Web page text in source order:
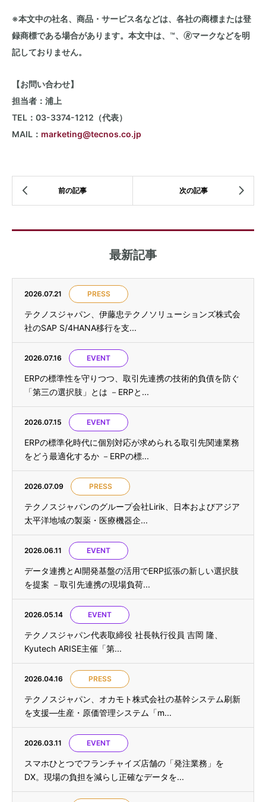
※本文中の社名、商品・サービス名などは、各社の商標または登
録商標である場合があります。本文中は、™、🄬マークなどを明
記しておりません。
【お問い合わせ】
担当者：浦上
TEL： 03-3374-1212 （代表）
MAIL： marketing@tecnos.co.jp
最新記事
2026.07.21 PRESS
テクノスジャパン、伊藤忠テクノソリューションズ株式会
社のSAP S/4HANA移行を支...
2026.07.16 EVENT
ERPの標準性を守りつつ、取引先連携の技術的負債を防ぐ
「第三の選択肢」とは －ERPと...
2026.07.15 EVENT
ERPの標準化時代に個別対応が求められる取引先関連業務
をどう最適化するか －ERPの標...
2026.07.09 PRESS
テクノスジャパンのグループ会社Lirik、日本およびアジア
太平洋地域の製薬・医療機器企...
2026.06.11 EVENT
データ連携とAI開発基盤の活用でERP拡張の新しい選択肢
を提案 －取引先連携の現場負荷...
2026.05.14 EVENT
テクノスジャパン代表取締役 社長執行役員 吉岡 隆、
Kyutech ARISE主催「第...
2026.04.16 PRESS
テクノスジャパン、オカモト株式会社の基幹システム刷新
を支援—生産・原価管理システム「m...
2026.03.11 EVENT
スマホひとつでフランチャイズ店舗の「発注業務」を
DX。現場の負担を減らし正確なデータを...